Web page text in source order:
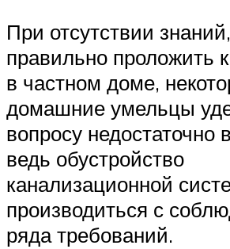
При отсутствии
правильно проложить
в частном доме,
домашние умельцы
вопросу недостаточно
ведь обустройство
канализационной
производиться с
ряда требований.